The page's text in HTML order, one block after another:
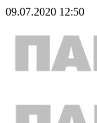
09.07.2020 12:50